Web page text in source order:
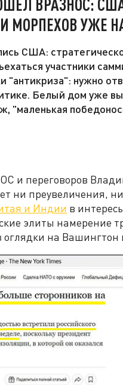
ВРАЗНОС:
УЖЕ
США:
участники
"антикриза": нужно
Белый дом уже
"маленькая
и переговоров
ни преувеличения,
и Индии в
элиты намерение
оглядки на